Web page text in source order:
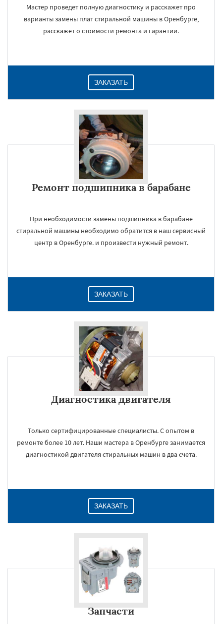
Мастер проведет полную диагностику и расскажет про
варианты замены плат стиральной машины в Оренбурге,
расскажет о стоимости ремонта и гарантии.
ЗАКАЗАТЬ
Ремонт подшипника в барабане
При необходимости замены подшипника в барабане
стиральной машины необходимо обратится в наш сервисный
центр в Оренбурге. и произвести нужный ремонт.
ЗАКАЗАТЬ
Диагностика двигателя
Только сертифицированные специалисты. С опытом в
ремонте более 10 лет. Наши мастера в Оренбурге занимается
диагностикой двигателя стиральных машин в два счета.
ЗАКАЗАТЬ
Запчасти